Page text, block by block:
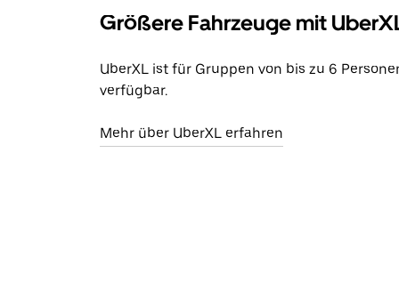
Größere Fahrzeuge mit
UberXL ist für Gruppen von bis zu 6
verfügbar.
Mehr über UberXL erfahren